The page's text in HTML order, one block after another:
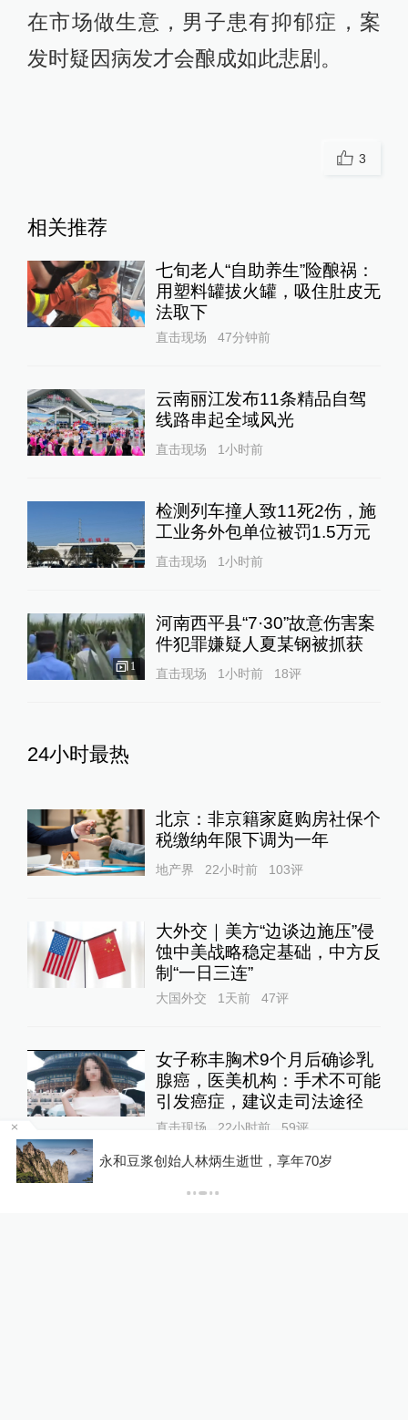
在市场做生意，男子患有抑郁症，案
发时疑因病发才会酿成如此悲剧。
3
相关推荐
七旬老人“自助养生”险酿祸：
用塑料罐拔火罐，吸住肚皮无
法取下
直击现场 47分钟前
云南丽江发布11条精品自驾
线路串起全域风光
直击现场 1小时前
检测列车撞人致11死2伤，施
工业务外包单位被罚1.5万元
直击现场 1小时前
1
河南西平县“7·30”故意伤害案
件犯罪嫌疑人夏某钢被抓获
直击现场 1小时前 18评
24小时最热
北京：非京籍家庭购房社保个
税缴纳年限下调为一年
地产界 22小时前 103评
大外交｜美方“边谈边施压”侵
蚀中美战略稳定基础，中方反
制“一日三连”
大国外交 1天前 47评
女子称丰胸术9个月后确诊乳
腺癌，医美机构：手术不可能
引发癌症，建议走司法途径
直击现场 22小时前 59评
苏州平江历史街区老树疑
浆创始人林炳生逝世，享年70岁